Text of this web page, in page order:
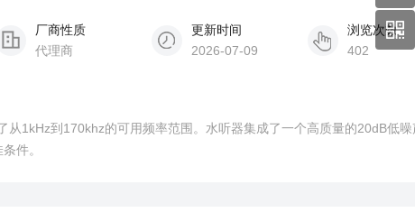
厂商性质
代理商
更新时间
2026-07-09
浏览次数
402
从1kHz到170khz的可用频率范围。水听器集成了一个高质量的20dB低
件。